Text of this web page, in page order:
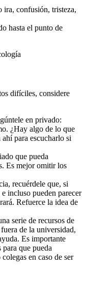
ira, confusión, tristeza,
hasta el punto de
difíciles, considere
en privado:
¿Hay algo de lo que
para escucharlo si
que pueda
Es mejor omitir los
recuérdele que, si
incluso pueden parecer
Refuerce la idea de
serie de recursos de
de la universidad,
Es importante
que pueda
en caso de ser